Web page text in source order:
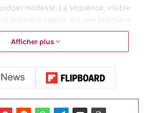
modeste. La séquence, visible
la première saison, est une première
Netflix.
Afficher plus